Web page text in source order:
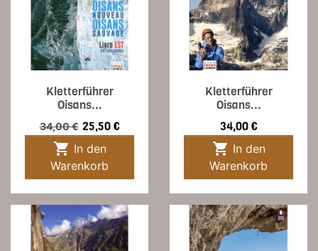
Kletterführer
Oisans...
Verkaufspreis
34,00 € Preis
25,50 €

Warenkorb
Kletterführer
Oisans...
Preis
34,00 €

Warenkorb